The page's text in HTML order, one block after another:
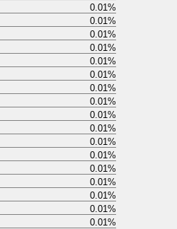
0.01%
0.01%
0.01%
0.01%
0.01%
0.01%
0.01%
0.01%
0.01%
0.01%
0.01%
0.01%
0.01%
0.01%
0.01%
0.01%
0.01%